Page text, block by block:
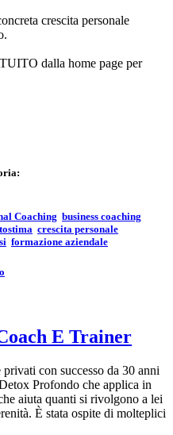
crescita personale
dalla home page per
Coaching business coaching
crescita personale
formazione aziendale
E Trainer
con successo da 30 anni
Profondo che applica in
aiuta quanti si rivolgono a lei
È stata ospite di molteplici